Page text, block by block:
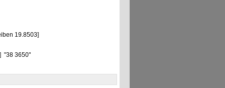
19.8503]
"38 3650"